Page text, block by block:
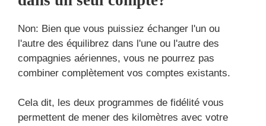
Non: Bien que vous puissiez échanger l'un ou
l'autre des équilibrez dans l'une ou l'autre des
compagnies aériennes, vous ne pourrez pas
combiner complètement vos comptes existants.
Cela dit, les deux programmes de fidélité vous
permettent de mener des kilomètres avec votre